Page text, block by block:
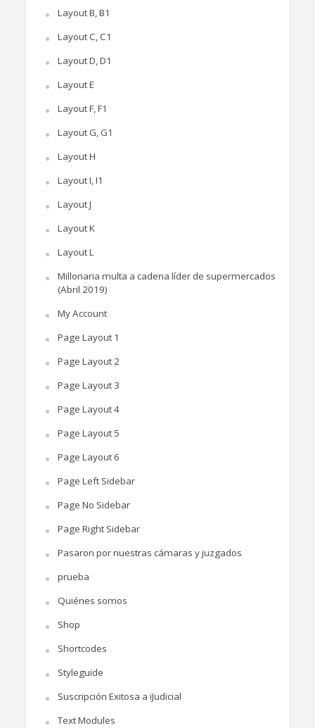
Layout B, B1
Layout C, C1
Layout D, D1
Layout E
Layout F, F1
Layout G, G1
Layout H
Layout I, I1
Layout J
Layout K
Layout L
Millonaria multa a cadena líder de supermercados
(Abril 2019)
My Account
Page Layout 1
Page Layout 2
Page Layout 3
Page Layout 4
Page Layout 5
Page Layout 6
Page Left Sidebar
Page No Sidebar
Page Right Sidebar
Pasaron por nuestras cámaras y juzgados
prueba
Quiénes somos
Shop
Shortcodes
Styleguide
Suscripción Exitosa a iJudicial
Text Modules